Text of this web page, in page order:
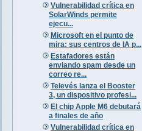
Vulnerabilidad crítica en
SolarWinds permite
ejecu...
Microsoft en el punto de
mira: sus centros de IA p...
Estafadores están
enviando spam desde un
correo re...
Televés lanza el Booster
3, un dispositivo profesi...
El chip Apple M6 debutará
a finales de año
Vulnerabilidad crítica en